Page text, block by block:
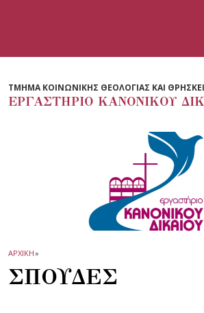
ΤΜΗΜΑ ΚΟΙΝΩΝΙΚΗΣ ΘΕΟΛΟΓΙΑΣ ΚΑΙ
ΕΡΓΑΣΤΗΡΙΟ ΚΑΝΟΝΙΚΟΥ
ΑΡΧΙΚΗ»
ΣΠΟΥΔΕΣ